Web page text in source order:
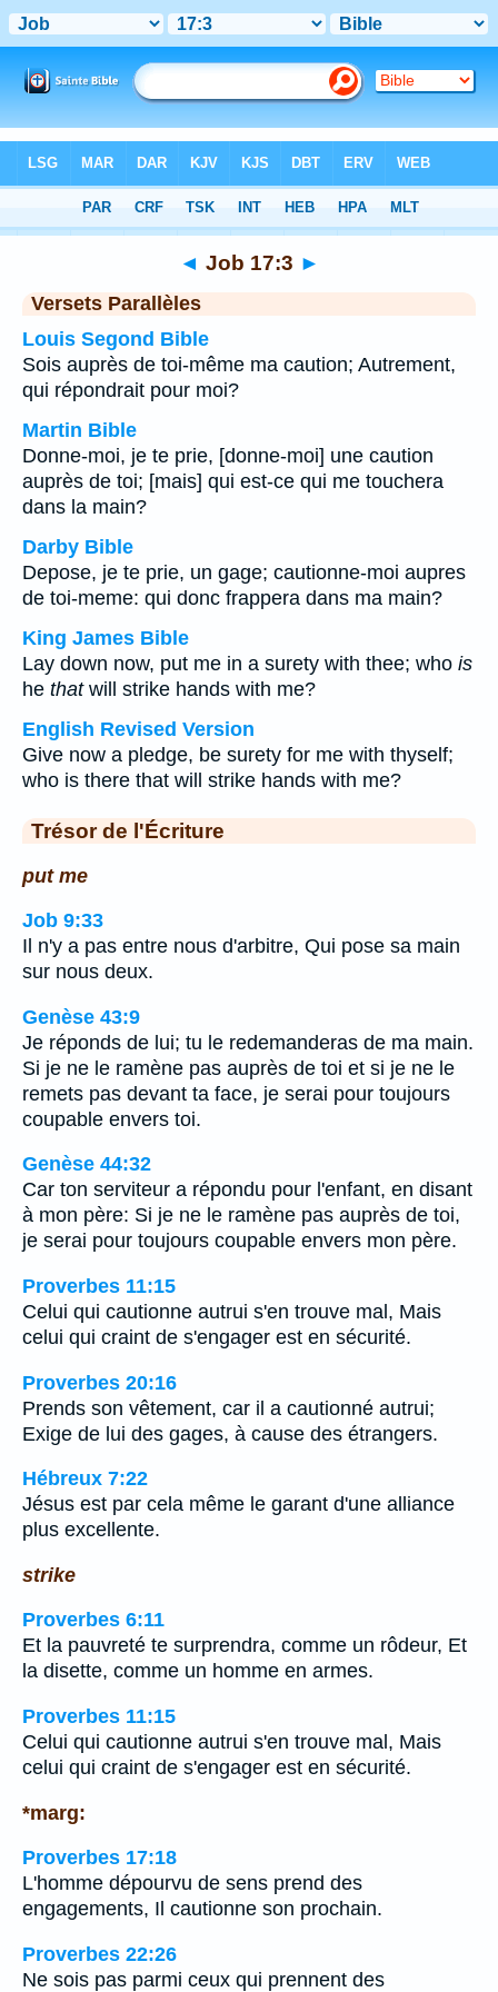
Chapitre 17 > Verset 3
◄ Job 17:3 ►
Versets Parallèles
Louis Segond Bible
Sois auprès de toi-même ma caution; Autrement,
qui répondrait pour moi?
Martin Bible
Donne-moi, je te prie, [donne-moi] une caution
auprès de toi; [mais] qui est-ce qui me touchera
dans la main?
Darby Bible
Depose, je te prie, un gage; cautionne-moi aupres
de toi-meme: qui donc frappera dans ma main?
King James Bible
Lay down now, put me in a surety with thee; who is
he thatwill strike hands with me?
English Revised Version
Give now a pledge, be surety for me with thyself;
who is there that will strike hands with me?
Trésor de l'Écriture
put me
Job 9:33
Il n'y a pas entre nous d'arbitre, Qui pose sa main
sur nous deux.
Genèse 43:9
Je réponds de lui; tu le redemanderas de ma main.
Si je ne le ramène pas auprès de toi et si je ne le
remets pas devant ta face, je serai pour toujours
coupable envers toi.
Genèse 44:32
Car ton serviteur a répondu pour l'enfant, en disant
à mon père: Si je ne le ramène pas auprès de toi,
je serai pour toujours coupable envers mon père.
Proverbes 11:15
Celui qui cautionne autrui s'en trouve mal, Mais
celui qui craint de s'engager est en sécurité.
Proverbes 20:16
Prends son vêtement, car il a cautionné autrui;
Exige de lui des gages, à cause des étrangers.
Hébreux 7:22
Jésus est par cela même le garant d'une alliance
plus excellente.
strike
Proverbes 6:11
Et la pauvreté te surprendra, comme un rôdeur, Et
la disette, comme un homme en armes.
Proverbes 11:15
Celui qui cautionne autrui s'en trouve mal, Mais
celui qui craint de s'engager est en sécurité.
*marg:
Proverbes 17:18
L'homme dépourvu de sens prend des
engagements, Il cautionne son prochain.
Proverbes 22:26
Ne sois pas parmi ceux qui prennent des